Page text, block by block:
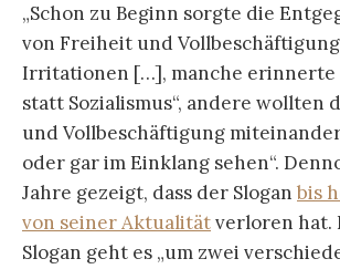
„Schon zu Beginn sorgte die
von Freiheit und
Irritationen […], manche erinnerte
statt Sozialismus“, andere wollten
und Vollbeschäftigung
oder gar im Einklang sehen“.
Jahre gezeigt, dass der Slogan bis
von seiner Aktualitätverloren hat.
Slogan geht es „um zwei